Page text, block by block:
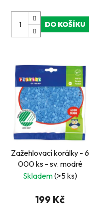
DO KOŠÍKU
Zažehlovací korálky - 6
000 ks - sv. modré
Skladem(>5 ks)
199 Kč